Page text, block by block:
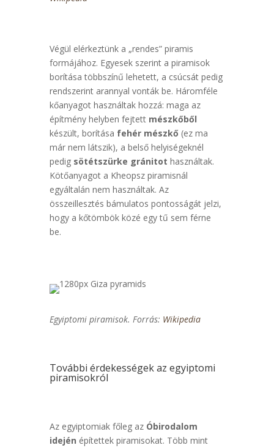
Végül elérkeztünk a „rendes” piramis
formájához. Egyesek szerint a piramisok
borítása többszínű lehetett, a csúcsát pedig
rendszerint arannyal vonták be. Háromféle
kőanyagot használtak hozzá: maga az
építmény helyben fejtett mészkőből
készült, borítása fehér mészkő(ez ma
már nem látszik), a belső helyiségeknél
pedig sötétszürke gránitot használtak.
Kötőanyagot a Kheopsz piramisnál
egyáltalán nem használtak. Az
összeillesztés bámulatos pontosságát jelzi,
hogy a kőtömbök közé egy tű sem férne
be.
Egyiptomi piramisok. Forrás: Wikipedia
További érdekességek az egyiptomi
piramisokról
Az egyiptomiak főleg azÓbirodalom
idején építettek piramisokat. Több mint